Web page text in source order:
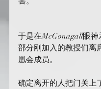
于是在McGonagall眼神
部分刚加入的教授们离
凰会成员。
确定离开的人把门关上